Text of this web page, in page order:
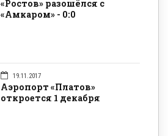
«Ростов» разошёлся с
«Амкаром» - 0:0
19.11.2017
Аэропорт «Платов»
откроется 1 декабря